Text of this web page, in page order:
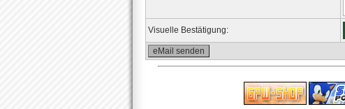
Visuelle Bestätigung: